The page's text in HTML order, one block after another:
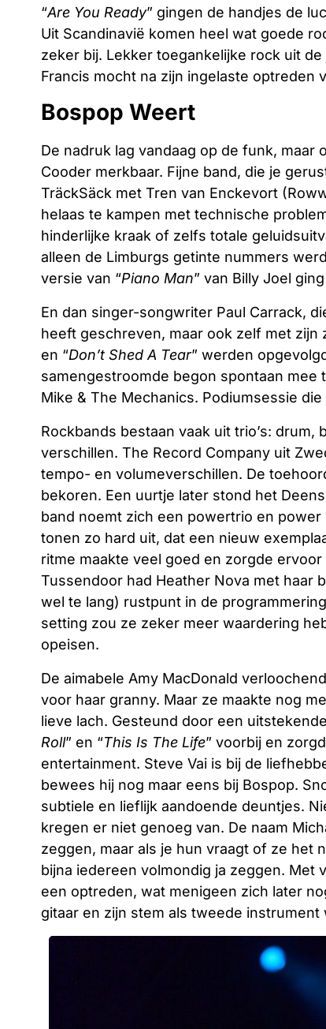
“Are You Ready” gingen de handjes de
Uit Scandinavië komen heel wat goede
zeker bij. Lekker toegankelijke rock uit
Francis mocht na zijn ingelaste optreden
Bospop Weert
De nadruk lag vandaag op de funk, maar
Cooder merkbaar. Fijne band, die je
TräckSäck met Tren van Enckevort
helaas te kampen met technische
hinderlijke kraak of zelfs totale
alleen de Limburgs getinte nummers
versie van “Piano Man” van Billy Joel
En dan singer-songwriter Paul Carrack,
heeft geschreven, maar ook zelf met zijn
en “Don’t Shed A Tear” werden
samengestroomde begon spontaan mee
Mike & The Mechanics. Podiumsessie
Rockbands bestaan vaak uit trio’s:
verschillen. The Record Company uit
tempo- en volumeverschillen. De
bekoren. Een uurtje later stond het
band noemt zich een powertrio en
tonen zo hard uit, dat een nieuw
ritme maakte veel goed en zorgde
Tussendoor had Heather Nova met haar
wel te lang) rustpunt in de
setting zou ze zeker meer waardering
opeisen.
De aimabele Amy MacDonald
voor haar granny. Maar ze maakte nog
lieve lach. Gesteund door een
Roll” en “This Is The Life” voorbij en
entertainment. Steve Vai is bij de
bewees hij nog maar eens bij Bospop.
subtiele en lieflijk aandoende deuntjes.
kregen er niet genoeg van. De naam
zeggen, maar als je hun vraagt of ze het
bijna iedereen volmondig ja zeggen. Met
een optreden, wat menigeen zich later
gitaar en zijn stem als tweede